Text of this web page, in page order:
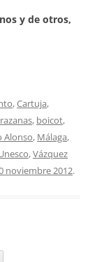
y de otros,
,Cartuja,
, boicot,
Alonso, Málaga,
,Vázquez
noviembre 2012.